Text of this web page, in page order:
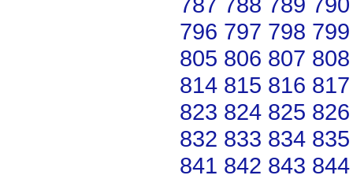
796 797 798 799
805 806 807 808
814 815 816 817
823 824 825 826
832 833 834 835
841 842 843 844